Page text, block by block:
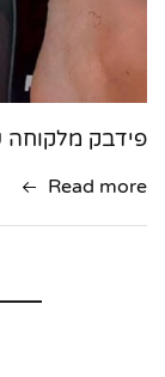
פידבק מלקוחה
Read more